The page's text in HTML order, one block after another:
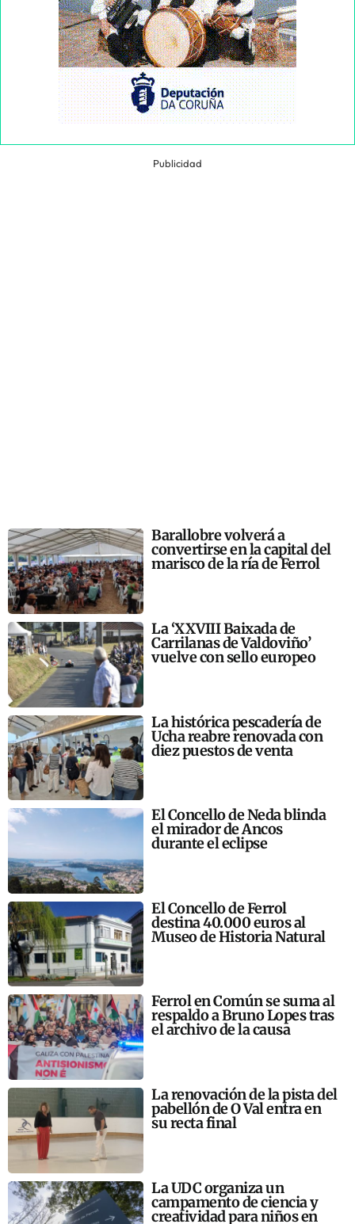
Publicidad
Barallobre volverá a
convertirse en la capital del
marisco de la ría de Ferrol
La ‘XXVIII Baixada de
Carrilanas de Valdoviño’
vuelve con sello europeo
La histórica pescadería de
Ucha reabre renovada con
diez puestos de venta
El Concello de Neda blinda
el mirador de Ancos
durante el eclipse
El Concello de Ferrol
destina 40.000 euros al
Museo de Historia Natural
Ferrol en Común se suma al
respaldo a Bruno Lopes tras
el archivo de la causa
La renovación de la pista del
pabellón de O Val entra en
su recta final
La UDC organiza un
campamento de ciencia y
creatividad para niños en